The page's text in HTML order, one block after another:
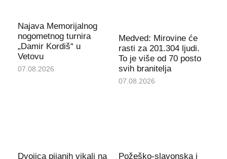
Najava Memorijalnog
nogometnog turnira
„Damir Kordiš“ u
Vetovu
07.08.2026
Medved: Mirovine će
rasti za 201.304 ljudi.
To je više od 70 posto
svih branitelja
07.08.2026
Dvojica pijanih vikali na Požeško-slavonska i